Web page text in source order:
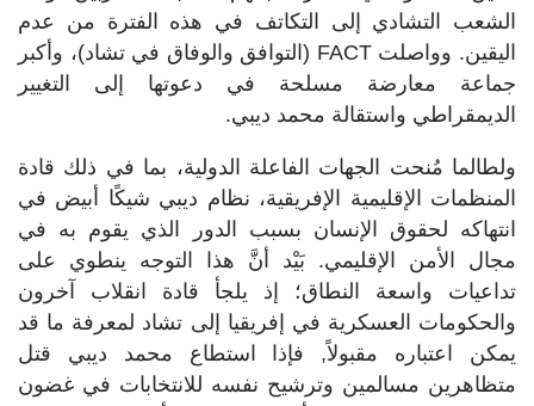
الشعب التشادي إلى التكاتف في هذه الفترة من عدم
اليقين. وواصلت FACT (التوافق والوفاق في تشاد)، وأكبر
جماعة معارضة مسلحة في دعوتها إلى التغيير
الديمقراطي واستقالة محمد ديبي.
ولطالما مُنحت الجهات الفاعلة الدولية، بما في ذلك قادة
المنظمات الإقليمية الإفريقية، نظام ديبي شيكًا أبيض في
انتهاكه لحقوق الإنسان بسبب الدور الذي يقوم به في
مجال الأمن الإقليمي. بَيْد أنَّ هذا التوجه ينطوي على
تداعيات واسعة النطاق؛ إذ يلجأ قادة انقلاب آخرون
والحكومات العسكرية في إفريقيا إلى تشاد لمعرفة ما قد
يمكن اعتباره مقبولاً, فإذا استطاع محمد ديبي قتل
متظاهرين مسالمين وترشيح نفسه للانتخابات في غضون